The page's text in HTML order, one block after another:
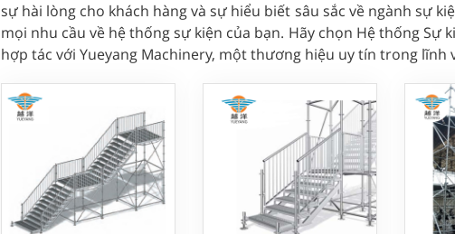
sự hài lòng cho khách hàng và sự hiểu biết sâu sắc về ngành sự
mọi nhu cầu về hệ thống sự kiện của bạn. Hãy chọn Hệ thống Sự
hợp tác với Yueyang Machinery, một thương hiệu uy tín trong lĩnh